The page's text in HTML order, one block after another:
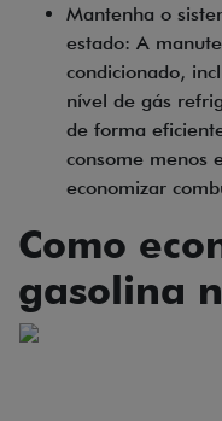
Mantenha o
estado: A
condicionado,
nível de gás
de forma
consome menos
economizar
Como
gasolina